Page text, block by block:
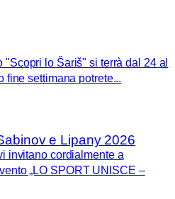
lo Šariš" si terrà dal 24 al
fine settimana potrete...
e Lipany 2026
invitano cordialmente a
„LO SPORT UNISCE –